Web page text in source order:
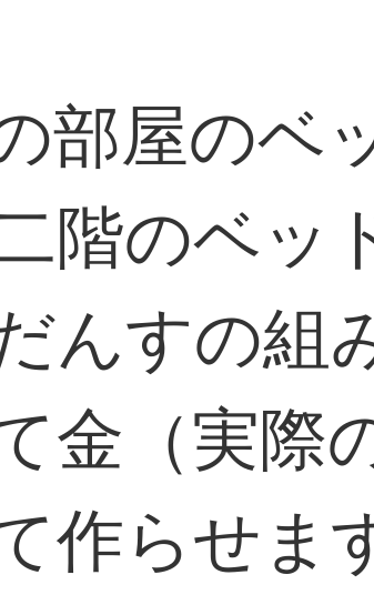
部屋のベ
階のベッ
んすの組
金（実際
作らせま